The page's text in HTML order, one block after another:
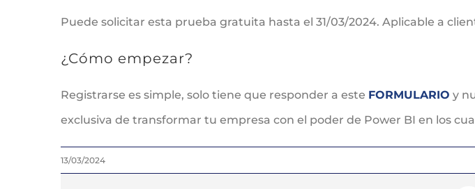
Puede solicitar esta prueba gratuita hasta el 31/03/2024. Aplicable a
¿Cómo empezar?
Registrarse es simple, solo tiene que responder a este FORMULARIO y
exclusiva de transformar tu empresa con el poder de Power BI en los
13/03/2024